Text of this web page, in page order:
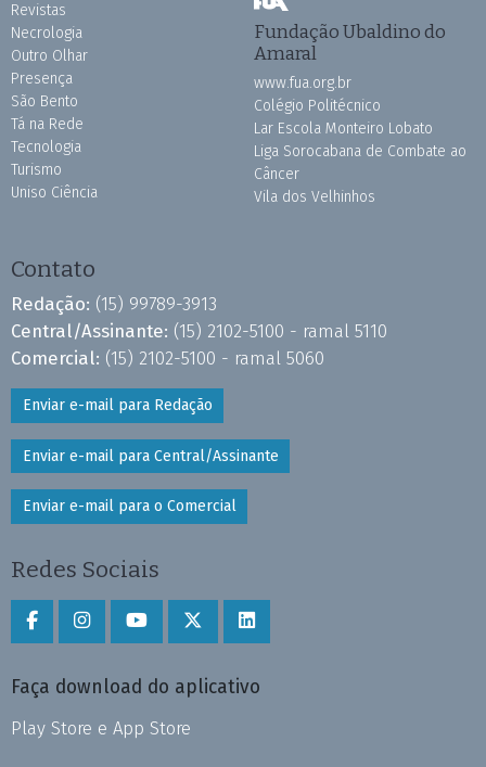
Revistas
Necrologia
Outro Olhar
Presença
São Bento
Tá na Rede
Tecnologia
Turismo
Uniso Ciência
Fundação Ubaldino do
Amaral
www.fua.org.br
Colégio Politécnico
Lar Escola Monteiro Lobato
Liga Sorocabana de Combate ao
Câncer
Vila dos Velhinhos
Contato
Redação: (15) 99789-3913
Central/Assinante: (15) 2102-5100 - ramal 5110
Comercial: (15) 2102-5100 - ramal 5060
Enviar e-mail para Redação
Enviar e-mail para Central/Assinante
Enviar e-mail para o Comercial
Redes Sociais
Faça download do aplicativo
Play Store e App Store